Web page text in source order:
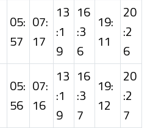
05:
57
07:
17
13
:1
9
16
:3
6
19:
11
20
:2
6
05:
56
07:
16
13
:1
9
16
:3
7
19:
12
20
:2
7